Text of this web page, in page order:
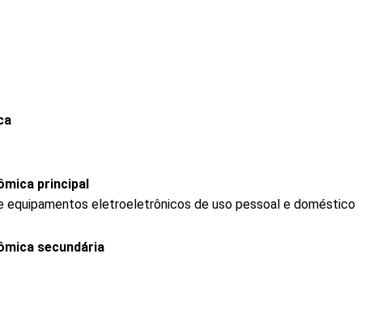
principal
equipamentos eletroeletrônicos de uso pessoal e doméstico
secundária